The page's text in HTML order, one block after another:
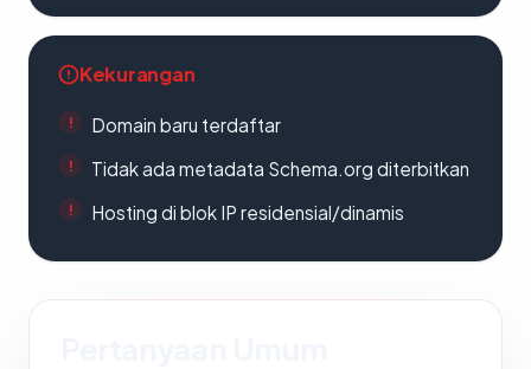
Kekurangan
Domain baru terdaftar
Tidak ada metadata Schema.org diterbitkan
Hosting di blok IP residensial/dinamis